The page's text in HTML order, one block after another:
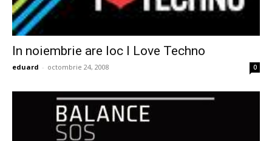
In noiembrie are loc I Love Techno
eduard - octombrie 24, 2008 0